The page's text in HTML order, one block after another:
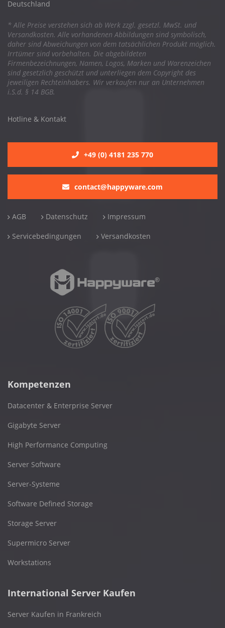
Deutschland
* Alle Preise verstehen sich ab Werk zzgl. gesetzl. MwSt. und
Versandkosten. Alle vorhandenen Abbildungen sind symbolisch,
daher sind Abweichungen von dem tatsächlichen Produkt möglich.
Irrtümer sind vorbehalten. Die abgebildeten
Firmenbezeichnungen, Namen, Logos, Marken und Warenzeichen
sind gesetzlich geschützt und unterliegen dem Copyright des
jeweiligen Rechteinhabers. Wir verkaufen nur an Unternehmen
i.S.d. § 14 BGB.
Hotline & Kontakt
+49 (0) 4181 235 770
contact@happyware.com
AGB Datenschutz Impressum
Servicebedingungen Versandkosten
Kompetenzen
Datacenter & Enterprise Server
Gigabyte Server
High Performance Computing
Server Software
Server-Systeme
Software Defined Storage
Storage Server
Supermicro Server
Workstations
International Server Kaufen
Server Kaufen in Frankreich